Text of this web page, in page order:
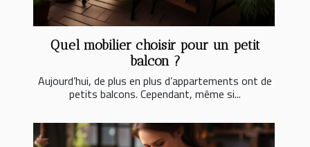
Quel mobilier choisir pour un petit
balcon ?
Aujourd’hui, de plus en plus d’appartements ont de
petits balcons. Cependant, même si...